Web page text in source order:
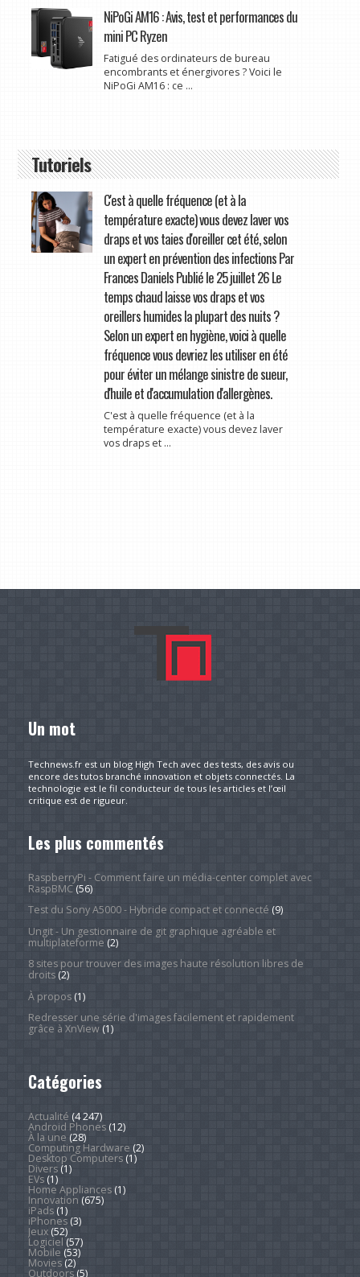
NiPoGi AM16 : Avis, test et performances du
mini PC Ryzen
Fatigué des ordinateurs de bureau
encombrants et énergivores ? Voici le
NiPoGi AM16 : ce ...
Tutoriels
C'est à quelle fréquence (et à la
température exacte) vous devez laver vos
draps et vos taies d'oreiller cet été, selon
un expert en prévention des infections Par
Frances Daniels Publié le 25 juillet 26 Le
temps chaud laisse vos draps et vos
oreillers humides la plupart des nuits ?
Selon un expert en hygiène, voici à quelle
fréquence vous devriez les utiliser en été
pour éviter un mélange sinistre de sueur,
d'huile et d'accumulation d'allergènes.
C'est à quelle fréquence (et à la
température exacte) vous devez laver
vos draps et ...
Un mot
Technews.fr est un blog High Tech avec des tests, des avis ou
encore des tutos branché innovation et objets connectés. La
technologie est le fil conducteur de tous les articles et l’œil
critique est de rigueur.
Les plus commentés
RaspberryPi - Comment faire un média-center complet avec
RaspBMC(56)
Test du Sony A5000 - Hybride compact et connecté (9)
Ungit - Un gestionnaire de git graphique agréable et
multiplateforme (2)
8 sites pour trouver des images haute résolution libres de
droits(2)
À propos(1)
Redresser une série d'images facilement et rapidement
grâce à XnView(1)
Catégories
Actualité (4 247)
Android Phones(12)
À la une (28)
Computing Hardware (2)
Desktop Computers(1)
Divers(1)
EVs(1)
Home Appliances(1)
Innovation (675)
iPads(1)
iPhones(3)
Jeux(52)
Logiciel (57)
Mobile (53)
Movies(2)
Outdoors(5)